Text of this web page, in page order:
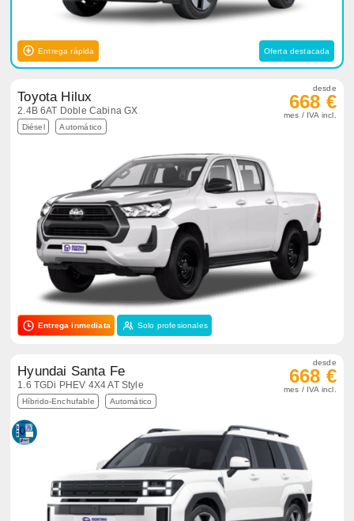
Entrega rápida Oferta destacada
Toyota Hilux
2.4B 6AT Doble Cabina GX
Diésel Automático
desde
668 €
mes / IVA incl.
Entrega inmediata Solo profesionales
Hyundai Santa Fe
1.6 TGDi PHEV 4X4 AT Style
Híbrido-Enchufable Automático
desde
668 €
mes / IVA incl.